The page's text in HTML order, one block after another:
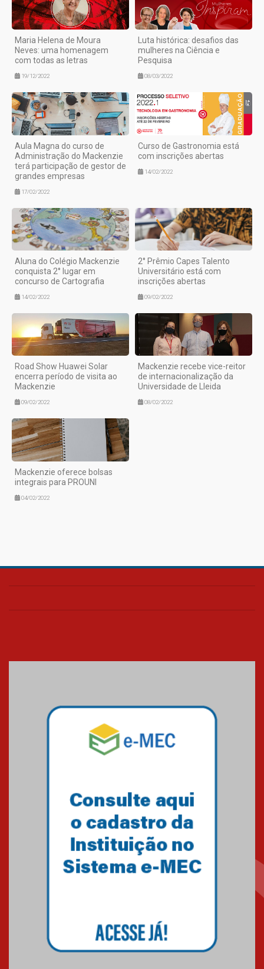
Maria Helena de Moura
Neves: uma homenagem
com todas as letras
19/12/2022
Luta histórica: desafios das
mulheres na Ciência e
Pesquisa
08/03/2022
Aula Magna do curso de
Administração do Mackenzie
terá participação de gestor de
grandes empresas
17/02/2022
Curso de Gastronomia está
com inscrições abertas
14/02/2022
Aluna do Colégio Mackenzie
conquista 2° lugar em
concurso de Cartografia
14/02/2022
2° Prêmio Capes Talento
Universitário está com
inscrições abertas
09/02/2022
Road Show Huawei Solar
encerra período de visita ao
Mackenzie
09/02/2022
Mackenzie recebe vice-reitor
de internacionalização da
Universidade de Lleida
08/02/2022
Mackenzie oferece bolsas
integrais para PROUNI
04/02/2022